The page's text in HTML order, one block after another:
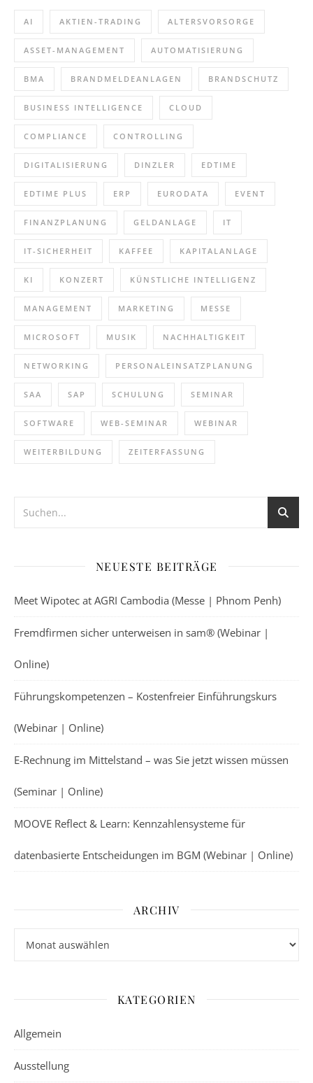
AI AKTIEN-TRADING ALTERSVORSORGE
ASSET-MANAGEMENT AUTOMATISIERUNG
BMA BRANDMELDEANLAGEN BRANDSCHUTZ
BUSINESS INTELLIGENCE CLOUD
COMPLIANCE CONTROLLING
DIGITALISIERUNG DINZLER EDTIME
EDTIME PLUS ERP EURODATA EVENT
FINANZPLANUNG GELDANLAGE IT
IT-SICHERHEIT KAFFEE KAPITALANLAGE
KI KONZERT KÜNSTLICHE INTELLIGENZ
MANAGEMENT MARKETING MESSE
MICROSOFT MUSIK NACHHALTIGKEIT
NETWORKING PERSONALEINSATZPLANUNG
SAA SAP SCHULUNG SEMINAR
SOFTWARE WEB-SEMINAR WEBINAR
WEITERBILDUNG ZEITERFASSUNG
NEUESTE BEITRÄGE
Meet Wipotec at AGRI Cambodia (Messe | Phnom Penh)
Fremdfirmen sicher unterweisen in sam® (Webinar |
Online)
Führungskompetenzen – Kostenfreier Einführungskurs
(Webinar | Online)
E-Rechnung im Mittelstand – was Sie jetzt wissen müssen
(Seminar | Online)
MOOVE Reflect & Learn: Kennzahlensysteme für
datenbasierte Entscheidungen im BGM (Webinar | Online)
ARCHIV
KATEGORIEN
Allgemein
Ausstellung